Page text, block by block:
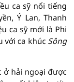
ca sỹ nổi tiếng
Ý Lan, Thanh
ca sỹ mới là Phi
với ca khúc Sông
ở hải ngoại được